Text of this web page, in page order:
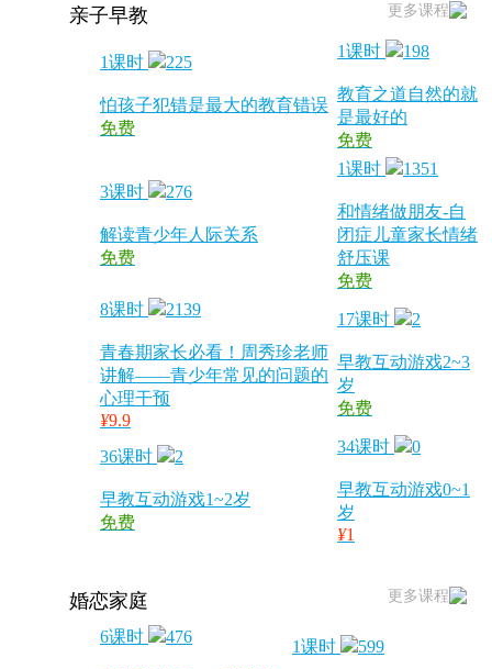
更多课程
亲子早教
1课时 225
怕孩子犯错是最大的教育错误
免费
1课时 198
教育之道自然的就
是最好的
免费
3课时 276
解读青少年人际关系
免费
1课时 1351
和情绪做朋友-自
闭症儿童家长情绪
舒压课
免费
8课时
2139
青春期家长必看！周秀珍老师
讲解——青少年常见的问题的
心理干预
¥9.9
17课时 2
早教互动游戏2~3
岁
免费
36课时 2
早教互动游戏1~2岁
免费
34课时 0
早教互动游戏0~1
岁
¥1
更多课程
婚恋家庭
6课时 476
1课时 599